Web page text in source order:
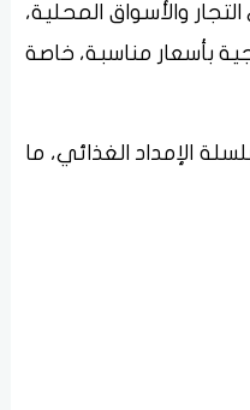
استقرارًا ملحوظًا لدى التجار والأسواق المحلية،
بأسعار مناسبة، خاصة
الإمداد الغذائي، ما